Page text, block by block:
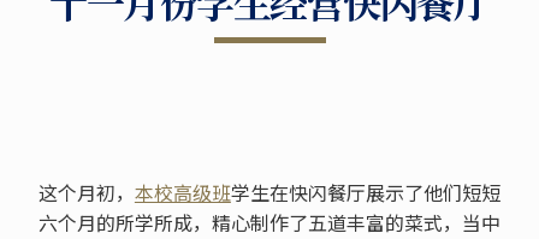
这个月初， 本校高级班学生在快闪餐厅展示了他们短短
六个月的所学所成，精心制作了五道丰富的菜式，当中